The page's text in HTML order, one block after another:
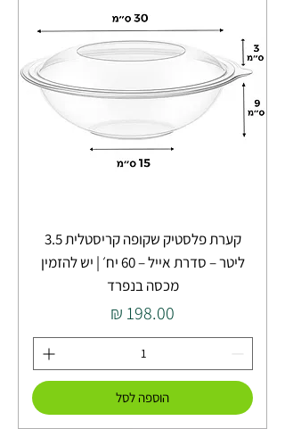
קערת פלסטיק שקופה קריסטלית 3.5
ליטר – סדרת אייל – 60 יח׳ | יש להזמין
מכסה בנפרד
מחיר
הוספה לסל